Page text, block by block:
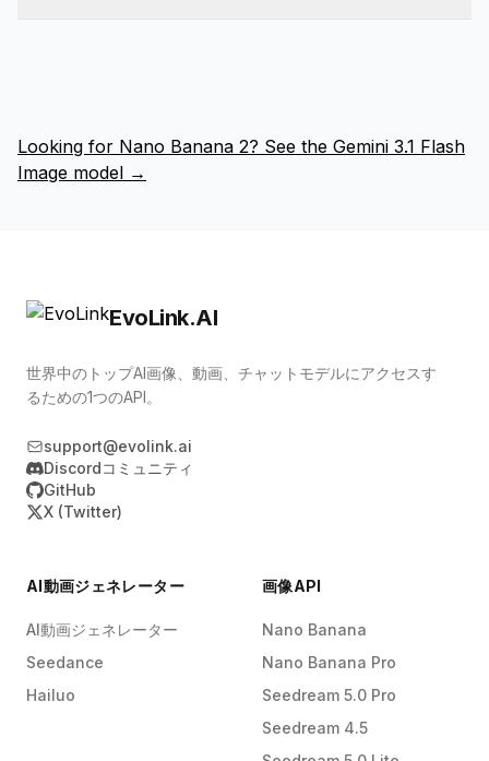
ではなく、編集フローを使用して増分変更を加えま
banana-beta から nano-banana に変更します。
公式版は99.9% uptimeを保証し
Looking for Nano Banana 2? See the Gemini 3.1 Flash
Image model →
EvoLink.AI
世界中のトップAI画像、動画、チャットモデルにアクセスす
るための1つのAPI。
support@evolink.ai
Discordコミュニティ
GitHub
X (Twitter)
AI動画ジェネレーター
AI動画ジェネレーター
Seedance
Hailuo
画像API
Nano Banana
Nano Banana Pro
Seedream 5.0 Pro
Seedream 4.5